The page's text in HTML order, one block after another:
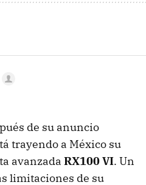
de su anuncio
trayendo a México su
avanzada RX100 VI. Un
limitaciones de su